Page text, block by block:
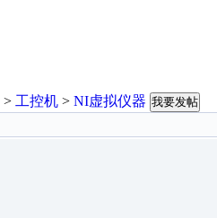
> 工控机 > NI虚拟仪器 我要发帖